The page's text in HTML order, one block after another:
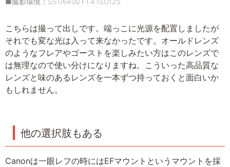
こちらは撮って出しです。端っこに光源を配置しましたが
それでも変な光は入って来なかったです。オールドレンズ
のようなフレアやゴーストを楽しみたい方はこのレンズで
は無理なので使い分けになりますね。こういった高品質な
レンズと味のあるレンズを一本ずつ持っておくと面白いか
もしれません。
他の選択肢もある
Canonは一眼レフの時にはEFマウントというマウントを採